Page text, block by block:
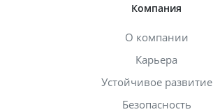
Компания
О компании
Карьера
Устойчивое развитие
Безопасность